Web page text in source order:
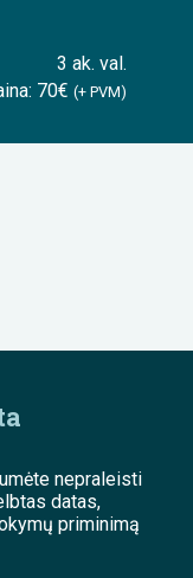
3 ak. val.
70€ (+ PVM)
nepraleisti
datas,
priminimą